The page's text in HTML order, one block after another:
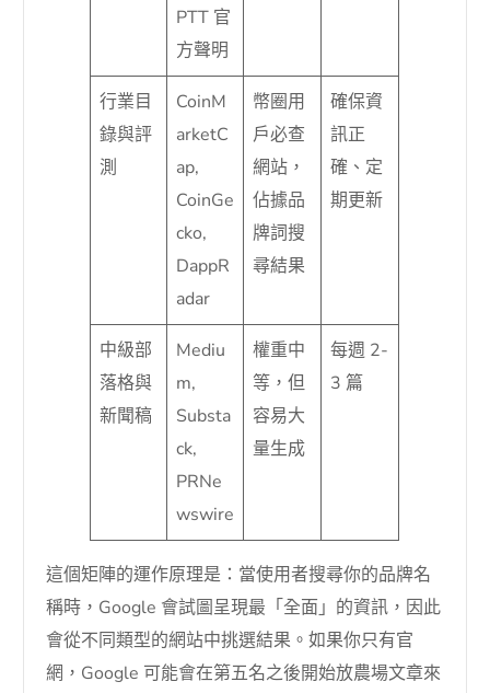
PTT 官
方聲明
行業目
錄與評
測
CoinM
arketC
ap,
CoinGe
cko,
DappR
adar
幣圈用
戶必查
網站，
佔據品
牌詞搜
尋結果
確保資
訊正
確、定
期更新
中級部
落格與
新聞稿
Mediu
m,
Substa
ck,
PRNe
wswire
權重中
等，但
容易大
量生成
每週 2-
3 篇
這個矩陣的運作原理是：當使用者搜尋你的品牌名
稱時，Google 會試圖呈現最「全面」的資訊，因此
會從不同類型的網站中挑選結果。如果你只有官
網，Google 可能會在第五名之後開始放農場文章來